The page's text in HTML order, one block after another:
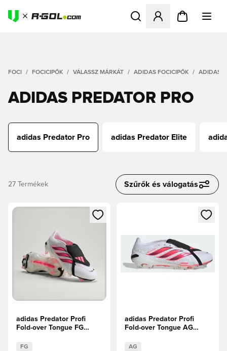
Megnyit egy modált a
FOCI FOCICIPŐK VÁLASSZ MÁRKÁT ADIDAS FOCICIPŐK ADIDAS
ADIDAS PREDATOR PRO
adidas Predator Pro adidas Predator Elite
27 Termékek Szűrők és válogatás
Megnyit egy modált a bejelentkezéshez vagy a tagként való
adidas Predator Profi
Fold-over Tongue FG
FG
Megnyit egy modált a
adidas Predator Profi
Fold-over Tongue AG
AG